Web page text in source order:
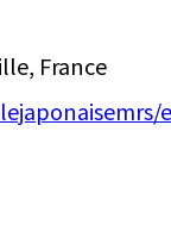
France